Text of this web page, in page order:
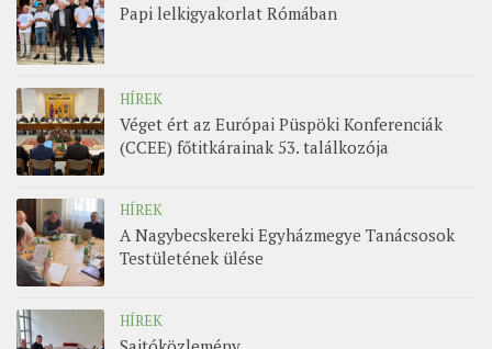
Papi lelkigyakorlat Rómában
HÍREK
Véget ért az Európai Püspöki Konferenciák
(CCEE) főtitkárainak 53. találkozója
HÍREK
A Nagybecskereki Egyházmegye Tanácsosok
Testületének ülése
HÍREK